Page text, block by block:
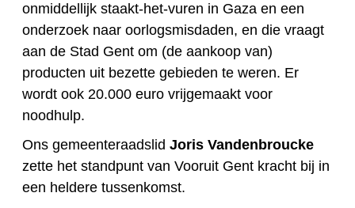
onmiddellijk staakt-het-vuren in Gaza en een
onderzoek naar oorlogsmisdaden, en die vraagt
aan de Stad Gent om (de aankoop van)
producten uit bezette gebieden te weren. Er
wordt ook 20.000 euro vrijgemaakt voor
noodhulp.
Ons gemeenteraadslid Joris Vandenbroucke
zette het standpunt van Vooruit Gent kracht bij in
een heldere tussenkomst.